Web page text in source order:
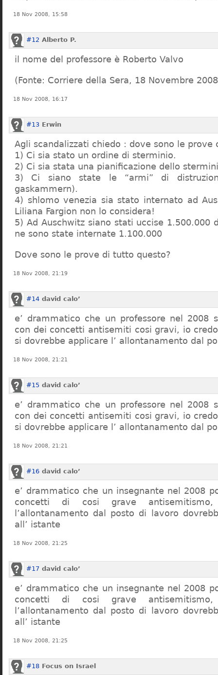
18 Nov 2008, 15:58
#12 Alberto P.
il nome del professore è Roberto Valvo
(Fonte: Corriere della Sera, 18 Novembre
18 Nov 2008, 16:17
#13 Erwin
Agli scandalizzati chiedo : dove sono le prove
1) Ci sia stato un ordine di sterminio.
2) Ci sia stata una pianificazione dello
3) Ci siano state le “armi” di
gaskammern).
4) shlomo venezia sia stato internato ad
Liliana Fargion non lo considera!
5) Ad Auschwitz siano stati uccise 1.500.000
ne sono state internate 1.100.000
Dove sono le prove di tutto questo?
18 Nov 2008, 21:19
#14 david calo’
e’ drammatico che un professore nel 2008
con dei concetti antisemiti cosi gravi, io
si dovrebbe applicare l’ allontanamento dal
18 Nov 2008, 21:21
#15 david calo’
e’ drammatico che un professore nel 2008
con dei concetti antisemiti cosi gravi, io
si dovrebbe applicare l’ allontanamento dal
18 Nov 2008, 21:21
#16 david calo’
e’ drammatico che un insegnante nel 2008
concetti di cosi grave
l’allontanamento dal posto di lavoro
all’ istante
18 Nov 2008, 21:25
#17 david calo’
e’ drammatico che un insegnante nel 2008
concetti di cosi grave
l’allontanamento dal posto di lavoro
all’ istante
18 Nov 2008, 21:25
#18 Focus on Israel